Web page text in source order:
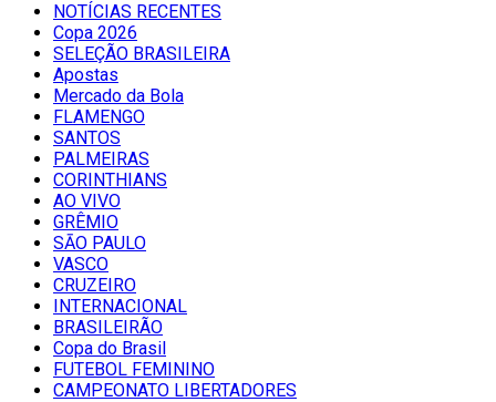
NOTÍCIAS RECENTES
Copa 2026
SELEÇÃO BRASILEIRA
Apostas
Mercado da Bola
FLAMENGO
SANTOS
PALMEIRAS
CORINTHIANS
AO VIVO
GRÊMIO
SĀO PAULO
VASCO
CRUZEIRO
INTERNACIONAL
BRASILEIRÃO
Copa do Brasil
FUTEBOL FEMININO
CAMPEONATO LIBERTADORES